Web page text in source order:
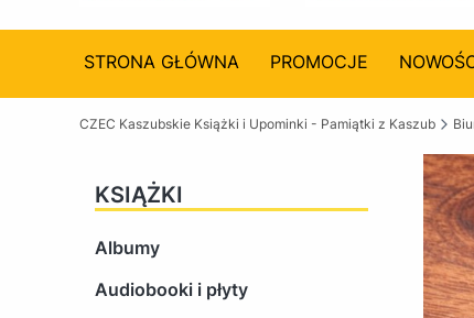
STRONA GŁÓWNA PROMOCJE
CZEC Kaszubskie Książki i Upominki - Pamiątki z Kaszub
KSIĄŻKI
Albumy
Audiobooki i płyty